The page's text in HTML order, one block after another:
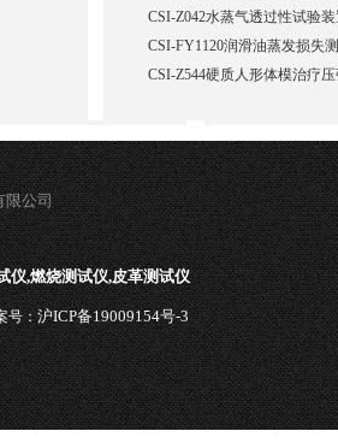
CSI-Z042水蒸气透过性试验
CSI-FY1120润滑油蒸发损失
CSI-Z544硬质人形体模治疗
限公司
仪,燃烧测试仪,皮革测试仪
号：沪ICP备19009154号-3